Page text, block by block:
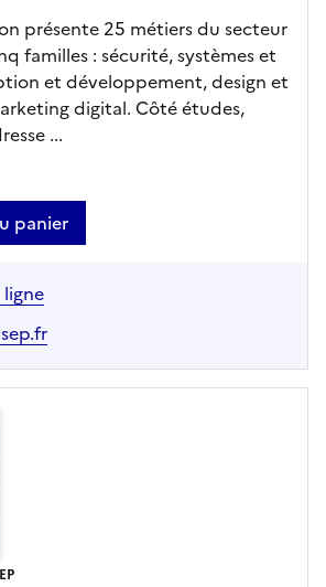
présente 25 métiers du secteur
familles : sécurité, systèmes et
et développement, design et
digital. Côté études,
...
panier